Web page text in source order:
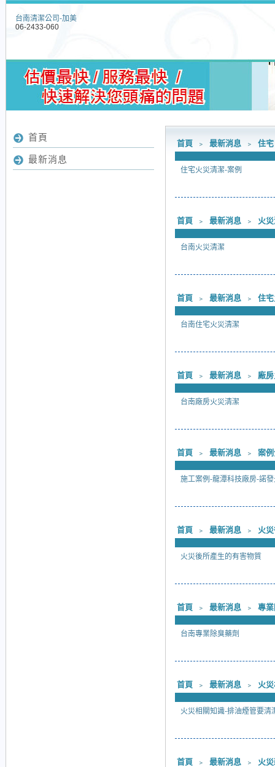
台南清潔公司-加美
06-2433-060
首頁 ﹥ 最新消息 ﹥ 住
住宅火災清潔-案例
首頁 ﹥ 最新消息 ﹥ 火
台南火災清潔
首頁 ﹥ 最新消息 ﹥ 住
台南住宅火災清潔
首頁 ﹥ 最新消息 ﹥ 廠
台南廠房火災清潔
首頁 ﹥ 最新消息 ﹥ 案
施工案例-龍潭科技廠房-諾
首頁 ﹥ 最新消息 ﹥ 火
火災後所產生的有害物質
首頁 ﹥ 最新消息 ﹥ 專
台南專業除臭藥劑
首頁 ﹥ 最新消息 ﹥ 火
火災相關知識-排油煙管要清
首頁 ﹥ 最新消息 ﹥ 火
首頁
最新消息